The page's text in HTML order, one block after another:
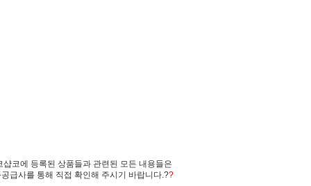
코에 등록된 상품들과 관련된 모든 내용들은
급사를 통해 직접 확인해 주시기 바랍니다.??